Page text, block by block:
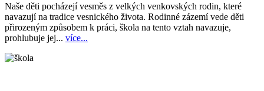
Naše děti pocházejí vesměs z velkých venkovských rodin, které
navazují na tradice vesnického života. Rodinné zázemí vede děti
přirozeným způsobem k práci, škola na tento vztah navazuje,
prohlubuje jej... více...